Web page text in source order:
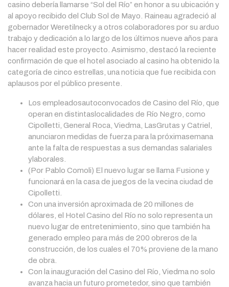
casino debería llamarse “Sol del Río” en honor a su ubicación y
al apoyo recibido del Club Sol de Mayo. Raineau agradeció al
gobernador Weretilneck y a otros colaboradores por su arduo
trabajo y dedicación a lo largo de los últimos nueve años para
hacer realidad este proyecto. Asimismo, destacó la reciente
confirmación de que el hotel asociado al casino ha obtenido la
categoría de cinco estrellas, una noticia que fue recibida con
aplausos por el público presente.
Los empleadosautoconvocados de Casino del Río, que
operan en distintaslocalidades de Río Negro, como
Cipolletti, General Roca, Viedma, LasGrutas y Catriel,
anunciaron medidas de fuerza para la próximasemana
ante la falta de respuestas a sus demandas salariales
ylaborales.
(Por Pablo Comoli) El nuevo lugar se llama Fusione y
funcionará en la casa de juegos de la vecina ciudad de
Cipolletti.
Con una inversión aproximada de 20 millones de
dólares, el Hotel Casino del Río no solo representa un
nuevo lugar de entretenimiento, sino que también ha
generado empleo para más de 200 obreros de la
construcción, de los cuales el 70% proviene de la mano
de obra.
Con la inauguración del Casino del Río, Viedma no solo
avanza hacia un futuro prometedor, sino que también